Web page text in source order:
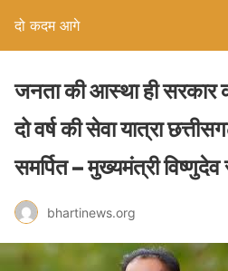
दो कदम आगे
जनता की आस्था ही सरकार
दो वर्ष की सेवा यात्रा
समर्पित – मुख्यमंत्री विष्णुदेव
bhartinews.org